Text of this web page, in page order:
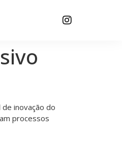
inovação do
processos